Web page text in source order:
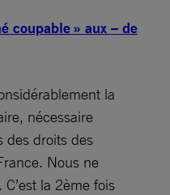
coupable » aux – de
la
nécessaire
des droits des
Nous ne
la 2ème fois